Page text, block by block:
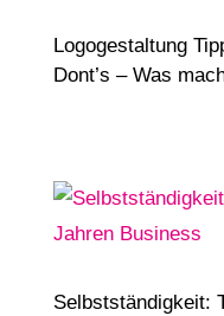
Logogestaltung
Dont’s – Was
Selbstständigkeit: